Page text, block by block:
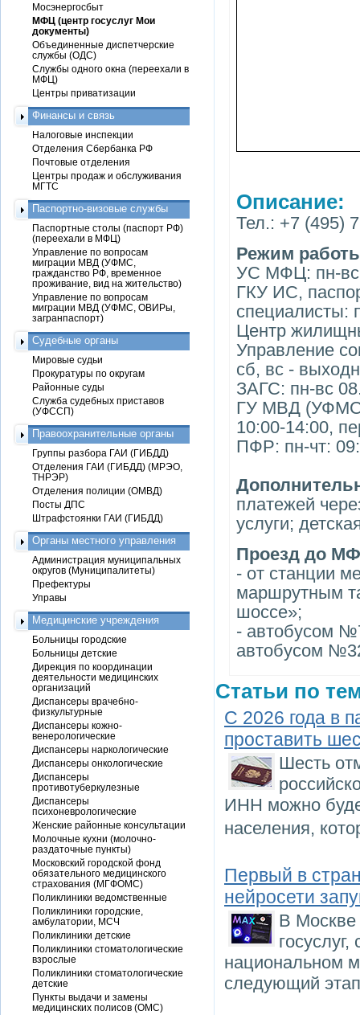
Описание:
Тел.: +7 (495)
Режим
УС МФЦ: пн-вс
ГКУ ИС,
специалисты:
Центр
Управление
сб, вс -
ЗАГС: пн-вс
ГУ МВД (УФМС):
10:00-14:00,
ПФР: пн-чт:
платежей
услуги;
Проезд до
- от станции
маршрутным
шоссе»;
- автобусом
автобусом
Статьи по
С 2026 года в
проставить
Шесть
ИНН можно
населения,
Первый в
нейросети
В Москве
национальном
следующий
Мосэнергосбыт
МФЦ (центр госуслуг Мои
документы)
Объединенные диспетчерские
службы (ОДС)
Службы одного окна (переехали в
МФЦ)
Центры приватизации
Финансы и связь
Налоговые инспекции
Отделения Сбербанка РФ
Почтовые отделения
Центры продаж и обслуживания
МГТС
Паспортно-визовые службы
Паспортные столы (паспорт РФ)
(переехали в МФЦ)
Управление по вопросам
миграции МВД (УФМС,
гражданство РФ, временное
проживание, вид на жительство)
Управление по вопросам
миграции МВД (УФМС, ОВИРы,
загранпаспорт)
Судебные органы
Мировые судьи
Прокуратуры по округам
Районные суды
Служба судебных приставов
(УФССП)
Правоохранительные органы
Группы разбора ГАИ (ГИБДД)
Отделения ГАИ (ГИБДД) (МРЭО,
ТНРЭР)
Отделения полиции (ОМВД)
Посты ДПС
Штрафстоянки ГАИ (ГИБДД)
Органы местного управления
Администрация муниципальных
округов (Муниципалитеты)
Префектуры
Управы
Медицинские учреждения
Больницы городские
Больницы детские
Дирекция по координации
деятельности медицинских
организаций
Диспансеры врачебно-
физкультурные
Диспансеры кожно-
венерологические
Диспансеры наркологические
Диспансеры онкологические
Диспансеры
противотуберкулезные
Диспансеры
психоневрологические
Женские районные консультации
Молочные кухни (молочно-
раздаточные пункты)
Московский городской фонд
обязательного медицинского
страхования (МГФОМС)
Поликлиники ведомственные
Поликлиники городские,
амбулатории, МСЧ
Поликлиники детские
Поликлиники стоматологические
взрослые
Поликлиники стоматологические
детские
Пункты выдачи и замены
медицинских полисов (ОМС)